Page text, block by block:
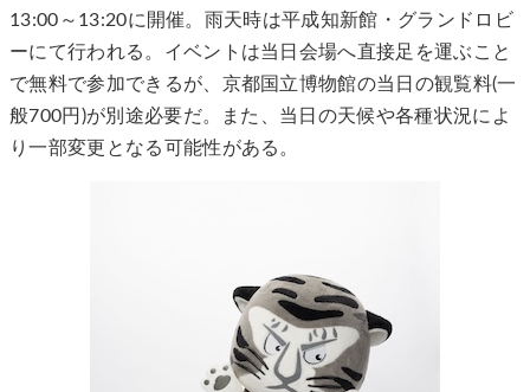
13:00～13:20に開催。雨天時は平成知新館・グランドロビ
ーにて行われる。イベントは当日会場へ直接足を運ぶこと
で無料で参加できるが、京都国立博物館の当日の観覧料(一
般700円)が別途必要だ。また、当日の天候や各種状況によ
り一部変更となる可能性がある。